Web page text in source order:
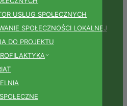
USŁUG SPOŁECZNYCH
SPOŁECZNOŚCI LOKALNEJ
DO PROJEKTU